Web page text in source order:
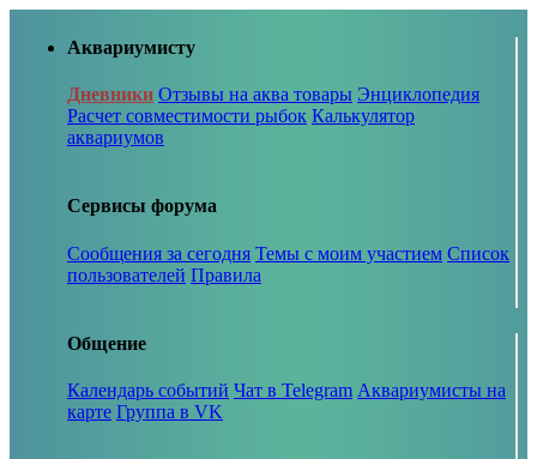
Аквариумисту
Дневники Отзывы на аква товары Энциклопедия
Расчет совместимости рыбок Калькулятор
аквариумов
Сервисы форума
Сообщения за сегодня Темы с моим участием Список
пользователей Правила
Общение
Календарь событий Чат в Telegram Аквариумисты на
карте Группа в VK